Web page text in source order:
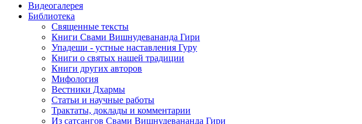
Видеогалерея
Библиотека
Священные тексты
Книги Свами Вишнудевананда Гири
Упадеши - устные наставления Гуру
Книги о святых нашей традиции
Книги других авторов
Мифология
Вестники Дхармы
Статьи и научные работы
Трактаты, доклады и комментарии
Из сатсангов Свами Вишнудевананда Гири